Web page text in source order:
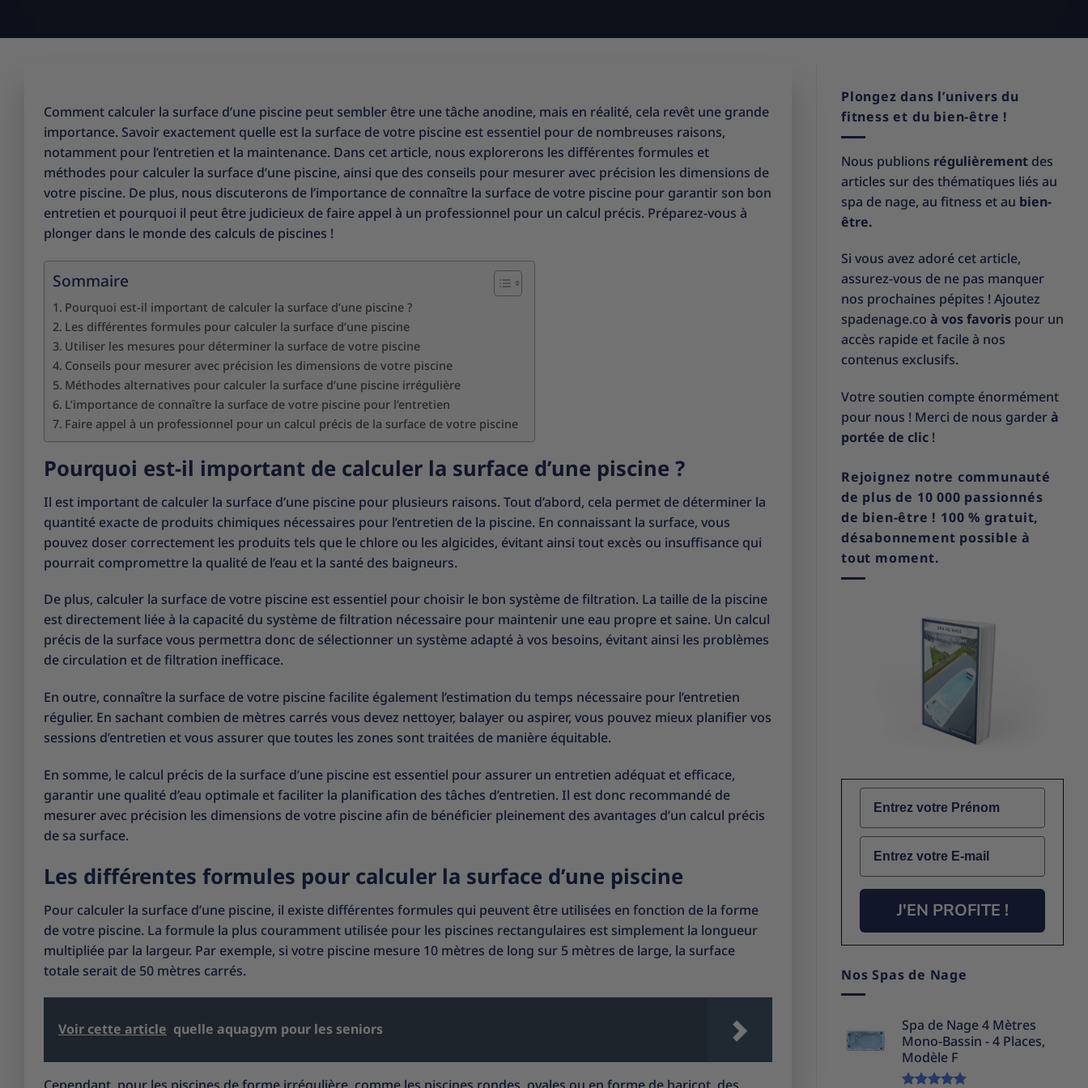
Comment calculer la surface d’une piscine peut sembler être une tâche anodine, mais en réalité, cela revêt une grande
importance. Savoir exactement quelle est la surface de votre piscine est essentiel pour de nombreuses raisons,
notamment pour l’entretien et la maintenance. Dans cet article, nous explorerons les différentes formules et
méthodes pour calculer la surface d’une piscine, ainsi que des conseils pour mesurer avec précision les dimensions de
votre piscine. De plus, nous discuterons de l’importance de connaître la surface de votre piscine pour garantir son bon
entretien et pourquoi il peut être judicieux de faire appel à un professionnel pour un calcul précis. Préparez-vous à
plonger dans le monde des calculs de piscines !
Sommaire
Pourquoi est-il important de calculer la surface d’une piscine ?
Les différentes formules pour calculer la surface d’une piscine
Utiliser les mesures pour déterminer la surface de votre piscine
Conseils pour mesurer avec précision les dimensions de votre piscine
Méthodes alternatives pour calculer la surface d’une piscine irrégulière
L’importance de connaître la surface de votre piscine pour l’entretien
Faire appel à un professionnel pour un calcul précis de la surface de votre piscine
Pourquoi est-il important de calculer la surface d’une piscine ?
Il est important de calculer la surface d’une piscine pour plusieurs raisons. Tout d’abord, cela permet de déterminer la
quantité exacte de produits chimiques nécessaires pour l’entretien de la piscine. En connaissant la surface, vous
pouvez doser correctement les produits tels que le chlore ou les algicides, évitant ainsi tout excès ou insuffisance qui
pourrait compromettre la qualité de l’eau et la santé des baigneurs.
De plus, calculer la surface de votre piscine est essentiel pour choisir le bon système de filtration. La taille de la piscine
est directement liée à la capacité du système de filtration nécessaire pour maintenir une eau propre et saine. Un calcul
précis de la surface vous permettra donc de sélectionner un système adapté à vos besoins, évitant ainsi les problèmes
de circulation et de filtration inefficace.
En outre, connaître la surface de votre piscine facilite également l’estimation du temps nécessaire pour l’entretien
régulier. En sachant combien de mètres carrés vous devez nettoyer, balayer ou aspirer, vous pouvez mieux planifier vos
sessions d’entretien et vous assurer que toutes les zones sont traitées de manière équitable.
En somme, le calcul précis de la surface d’une piscine est essentiel pour assurer un entretien adéquat et efficace,
garantir une qualité d’eau optimale et faciliter la planification des tâches d’entretien. Il est donc recommandé de
mesurer avec précision les dimensions de votre piscine afin de bénéficier pleinement des avantages d’un calcul précis
de sa surface.
Les différentes formules pour calculer la surface d’une piscine
Pour calculer la surface d’une piscine, il existe différentes formules qui peuvent être utilisées en fonction de la forme
de votre piscine. La formule la plus couramment utilisée pour les piscines rectangulaires est simplement la longueur
multipliée par la largeur. Par exemple, si votre piscine mesure 10 mètres de long sur 5 mètres de large, la surface
totale serait de 50 mètres carrés.
Voir cette article quelle aquagym pour les seniors
Plongez dans l’univers du
fitness et du bien-être !
Nous publions régulièrement des
articles sur des thématiques liés au
spa de nage, au fitness et au bien-
être.
Si vous avez adoré cet article,
assurez-vous de ne pas manquer
nos prochaines pépites ! Ajoutez
spadenage.co à vos favoris pour un
accès rapide et facile à nos
contenus exclusifs.
Votre soutien compte énormément
pour nous ! Merci de nous garderà
portée de clic !
Rejoignez notre communauté
de plus de 10 000 passionnés
de bien-être ! 100 % gratuit,
désabonnement possible à
tout moment.
Name
Email
J'EN PROFITE !
Nos Spas de Nage
Spa de Nage 4 Mètres
Mono-Bassin - 4 Places,
Modèle F